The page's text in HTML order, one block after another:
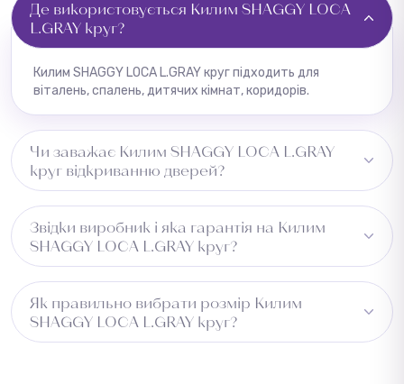
Де використовується Килим SHAGGY LOCA
L.GRAY круг?
Килим SHAGGY LOCA L.GRAY круг підходить для
віталень, спалень, дитячих кімнат, коридорів.
Чи заважає Килим SHAGGY LOCA L.GRAY
круг відкриванню дверей?
встановленням.
Звідки виробник і яка гарантія на Килим
SHAGGY LOCA L.GRAY круг?
надається гарантія від заводу-виробника. Повернення
можливе протягом 14 днів за умови збереження
товарного вигляду.
Як правильно вибрати розмір Килим
SHAGGY LOCA L.GRAY круг?